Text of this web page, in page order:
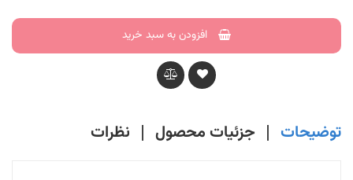
افزودن به سبد خرید
توضیحات جزئیات محصول نظرات